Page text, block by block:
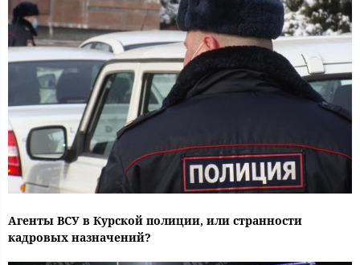
Агенты ВСУ в Курской полиции, или странности
кадровых назначений?